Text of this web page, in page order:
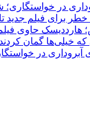
شباهت به
خیلی‌ها گمان
در خواستگاری دست